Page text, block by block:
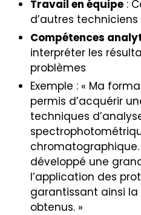
Travail en équipe :
d’autres
Compétences
interpréter les
problèmes
Exemple : « Ma
permis d’acquérir
techniques
développé une
l’application des
garantissant ainsi
obtenus. »